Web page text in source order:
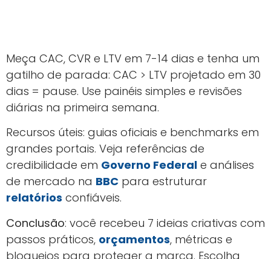
Meça CAC, CVR e LTV em 7-14 dias e tenha um
gatilho de parada: CAC > LTV projetado em 30
dias = pause. Use painéis simples e revisões
diárias na primeira semana.
Recursos úteis: guias oficiais e benchmarks em
grandes portais. Veja referências de
credibilidade em Governo Federal e análises
de mercado na BBC para estruturar
relatórios confiáveis.
Conclusão: você recebeu 7 ideias criativas com
passos práticos, orçamentos, métricas e
bloqueios para proteger a marca. Escolha